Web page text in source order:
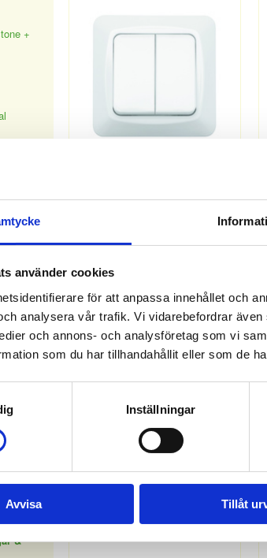
använder cookies
för att anpassa innehållet och
analysera vår trafik. Vi vidarebefordrar
och annons- och analysföretag som vi
som du har tillhandahållit eller som de
Inställningar
Avvisa Tillåt
+
54
CEE-
&
&
1891327
Offereras